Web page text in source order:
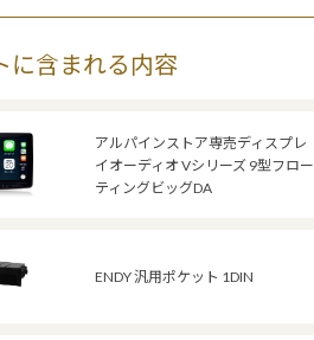
に含まれる内容
アルパインストア専売ディスプレ
イオーディオ Vシリーズ 9型フロー
ティングビッグDA
ENDY 汎用ポケット 1DIN